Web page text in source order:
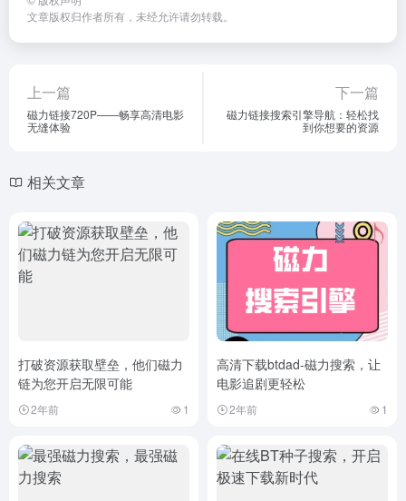
文章版权归作者所有，未经允许请勿转载。
上一篇
磁力链接720P——畅享高清电影
无缝体验
下一篇
磁力链接搜索引擎导航：轻松找
到你想要的资源
相关文章
打破资源获取壁垒，他们磁力
链为您开启无限可能
2年前 1
高清下载btdad-磁力搜索，让
电影追剧更轻松
2年前 1